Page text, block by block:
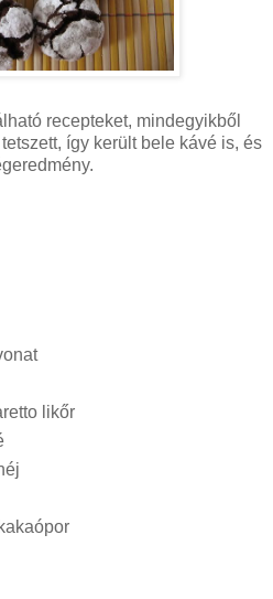
recepteket, mindegyikből
így került bele kávé is, és
likőr